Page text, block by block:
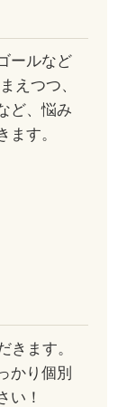
ールなど
えつつ、
ど、悩み
す。
きます。
かり個別
い！